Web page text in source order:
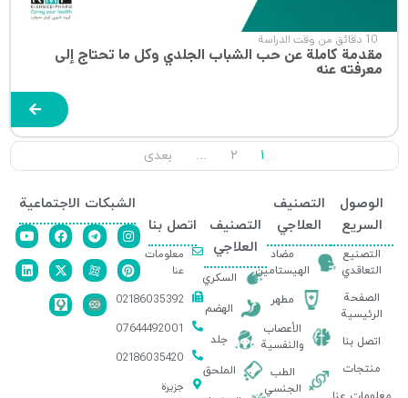
10 دقائق من وقت الدراسة
مقدمة كاملة عن حب الشباب الجلدي وكل ما تحتاج إلى
معرفته عنه
1
2
… بعدی
الوصول
السريع
التصنيع
التعاقدي
الصفحة
الرئيسية
اتصل بنا
منتجات
التصنيف
العلاجي
مضاد
الهيستامين
مطهر
الأعصاب
والنفسية
الطب
الجنسي
التصنيف
العلاجي
السكري
الهضم
جلد
الملحق
اتصل بنا
معلومات
عنا
02186035392
07644492001
02186035420
جزيرة
الشبكات الاجتماعية